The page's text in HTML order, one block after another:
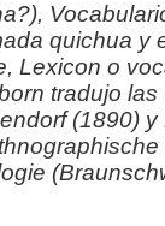
quichua y
Lexicon o
tradujo las
(1890) y